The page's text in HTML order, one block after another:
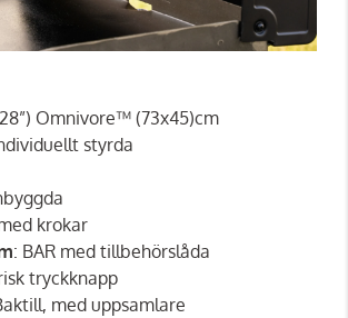
Omnivore™ (73x45)cm
styrda
krokar
: BAR med tillbehörslåda
tryckknapp
med uppsamlare